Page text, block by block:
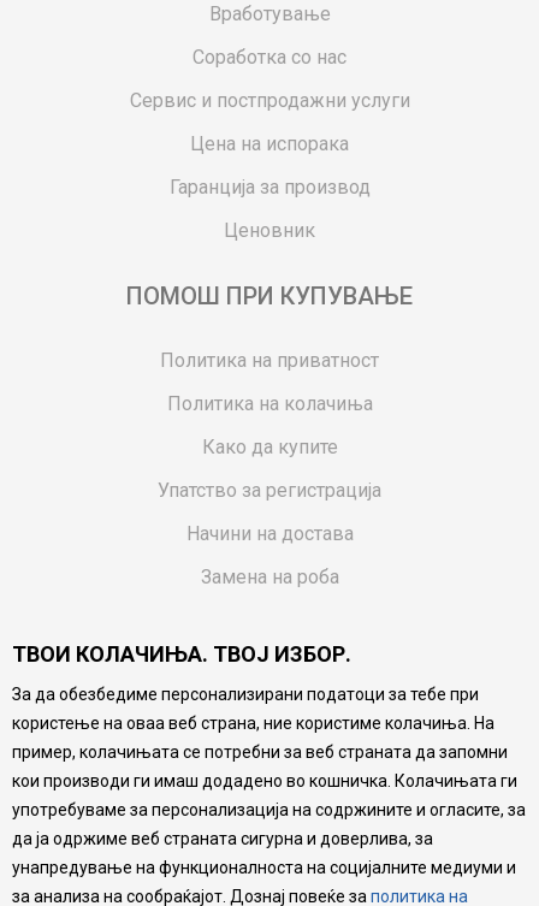
Вработување
Соработка со нас
Сервис и постпродажни услуги
Цена на испорака
Гаранција за производ
Ценовник
ПОМОШ ПРИ КУПУВАЊЕ
Политика на приватност
Политика на колачиња
Како да купите
Упатство за регистрација
Начини на достава
Замена на роба
Ваучери
Product Finder
FAQs
Настојуваме да бидеме што попрецизни во описот на
производите, прикажување на слики и цени, но не
можеме да гарантираме дека сите информации се
комплетни и без грешка. Сите производи се дел од
нашата понуда, но не се подразбира дека мора да се
ТВОИ КОЛАЧИЊА. ТВОЈ ИЗБОР.
За да обезбедиме персонализирани податоци за тебе при
користење на оваа веб страна, ние користиме колачиња. На
пример, колачињата се потребни за веб страната да запомни
кои производи ги имаш додадено во кошничка. Колачињата ги
употребуваме за персонализација на содржините и огласите, за
да ја одржиме веб страната сигурна и доверлива, за
унапредување на функционалноста на социјалните медиуми и
за анализа на сообраќајот. Дознај повеќе за политика на